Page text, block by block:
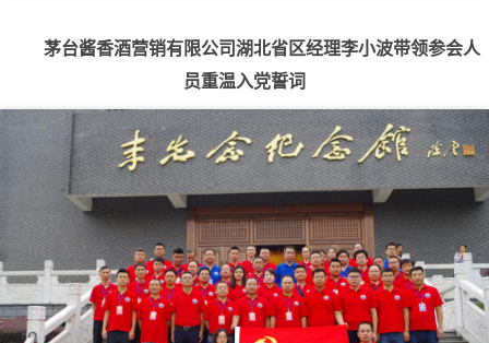
茅台酱香酒营销有限公司湖北省区经理李小波带领参会人
员重温入党誓词